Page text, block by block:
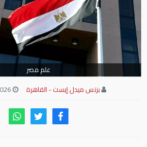
علم مصر
بزنس ميدل إيست - القاهرة